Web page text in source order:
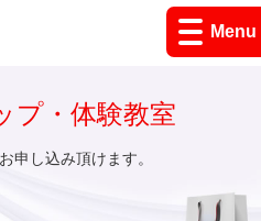
Menu
プ・体験教室
申し込み頂けます。